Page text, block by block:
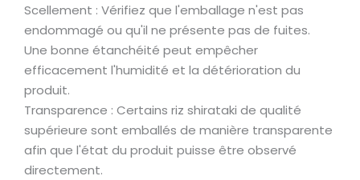
Scellement : Vérifiez que l'emballage n'est pas
endommagé ou qu'il ne présente pas de fuites.
Une bonne étanchéité peut empêcher
efficacement l'humidité et la détérioration du
produit.
Transparence : Certains riz shirataki de qualité
supérieure sont emballés de manière transparente
afin que l'état du produit puisse être observé
directement.